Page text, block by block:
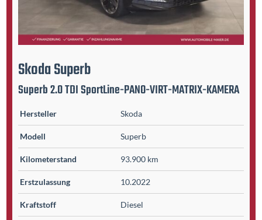
SkodaSuperb
Superb 2.0 TDI SportLine-PANO-VIRT-MATRIX-KAMERA
Hersteller Skoda
Modell Superb
Kilometer­stand 93.900 km
Erst­zulassung 10.2022
Kraftstoff Diesel